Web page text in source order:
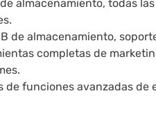
almacenamiento, todas
de almacenamiento,
completas de
funciones avanzadas de